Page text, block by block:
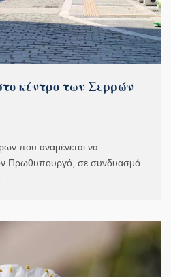
κέντρο των Σερρών
που αναμένεται να
Πρωθυπουργό, σε συνδυασμό